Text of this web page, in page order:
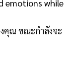
emotions while
คุณ ขณะกำลังจะ